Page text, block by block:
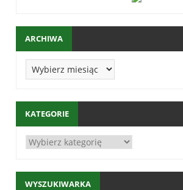
ARCHIWA
KATEGORIE
WYSZUKIWARKA